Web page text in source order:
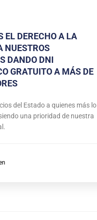
EL DERECHO A LA
NUESTROS
DANDO DNI
GRATUITO A MÁS DE
del Estado a quienes más lo
una prioridad de nuestra